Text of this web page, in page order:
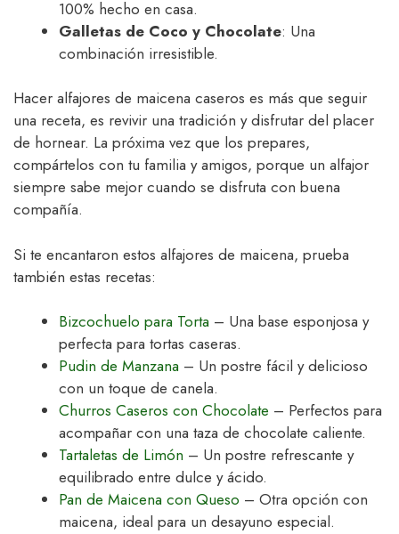
100% hecho en casa.
Galletas de Coco y Chocolate: Una
combinación irresistible.
Hacer alfajores de maicena caseros es más que seguir
una receta, es revivir una tradición y disfrutar del placer
de hornear. La próxima vez que los prepares,
compártelos con tu familia y amigos, porque un alfajor
siempre sabe mejor cuando se disfruta con buena
compañía.
Si te encantaron estos alfajores de maicena, prueba
también estas recetas:
Bizcochuelo para Torta – Una base esponjosa y
perfecta para tortas caseras.
Pudin de Manzana – Un postre fácil y delicioso
con un toque de canela.
Churros Caseros con Chocolate – Perfectos para
acompañar con una taza de chocolate caliente.
Tartaletas de Limón – Un postre refrescante y
equilibrado entre dulce y ácido.
Pan de Maicena con Queso – Otra opción con
maicena, ideal para un desayuno especial.